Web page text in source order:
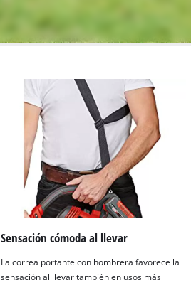
Sensación cómoda al llevar
La correa portante con hombrera favorece la
sensación al llevar también en usos más